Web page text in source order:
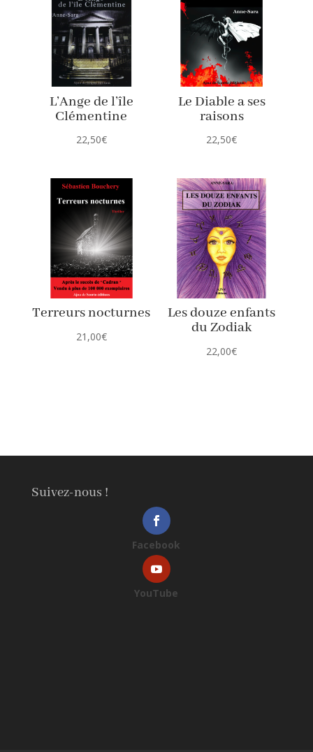
L’Ange de l’île
Clémentine
22,50€
Le Diable a ses
raisons
22,50€
Terreurs nocturnes
21,00€
Les douze enfants
du Zodiak
22,00€
Suivez-nous !
Facebook
YouTube